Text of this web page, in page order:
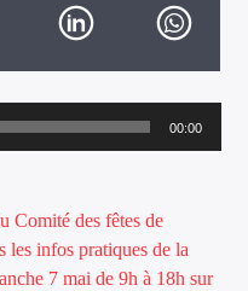
00:00
Comité des fêtes de
les infos pratiques de la
7 mai de 9h à 18h sur